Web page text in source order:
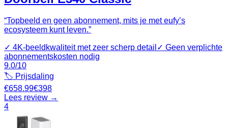
“Topbeeld en geen abonnement, mits je met eufy’s
ecosysteem kunt leven.”
✓ 4K‑beeldkwaliteit met zeer scherp detail ✓ Geen verplichte
abonnementskosten nodig
9.0/10
🏷️ Prijsdaling
€658.99€398
Lees review →
4